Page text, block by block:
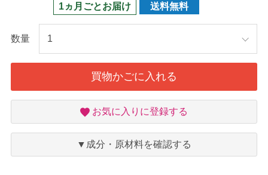
1ヵ月ごとお届け 送料無料
数量
買物かごに入れる
お
入
り
お気に入りに登録する
▼成分・原材料を確認する